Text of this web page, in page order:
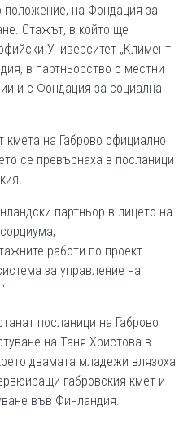
на Фондация за
Стажът, в който ще
Университет „Климент
в партньорство с местни
и с Фондация за социална
на Габрово официално
се превърнаха в посланици
партньор в лицето на
работи по проект
за управление на
посланици на Габрово
на Таня Христова в
двамата младежи влязоха
габровския кмет и
във Финландия.